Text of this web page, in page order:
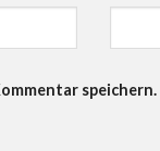
speichern.